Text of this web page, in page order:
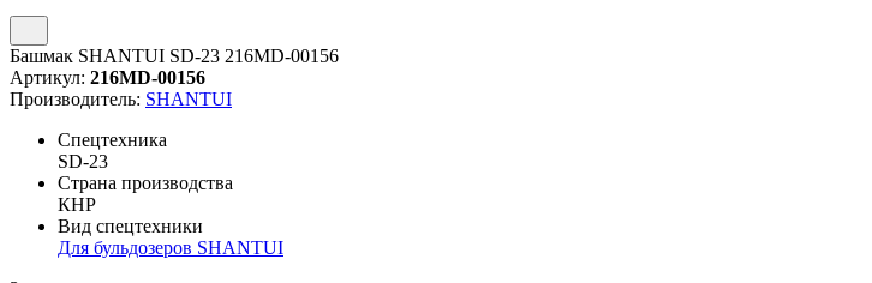
Башмак SHANTUI SD-23 216MD-00156
Артикул: 216MD-00156
Производитель: SHANTUI
Спецтехника
SD-23
Страна производства
КНР
Вид спецтехники
Для бульдозеров SHANTUI